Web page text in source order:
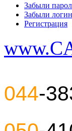
Забыли
Забыли
Регистрация
044-